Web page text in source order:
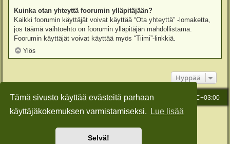
Tämä sivusto käyttää evästeitä parhaan
käyttäjäkokemuksen varmistamiseksi.
Lue lisää
Selvä!
Kuinka otan yhteyttä foorumin ylläpitäjään?
Kaikki foorumin käyttäjät voivat käyttää “Ota yhteyttä” -lomaketta,
jos täämä vaihtoehto on foorumin ylläpitäjän mahdollistama.
Foorumin käyttäjät voivat käyttää myös “Tiimi”-linkkiä.
Ylös
Hyppää
Etusivu Kaikki ajat ovat UTC+03:00
Viesti Ylläpidolle
Keskustelufoorumin ohjelmistophpBB® Forum Software © phpBB Limited